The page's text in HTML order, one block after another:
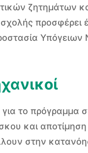
ζητημάτων
σχολής
για το
και
στην